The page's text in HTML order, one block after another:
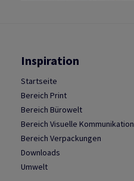
Inspiration
Startseite
Bereich Print
Bereich Bürowelt
Bereich Visuelle Kommunikation
Bereich Verpackungen
Downloads
Umwelt